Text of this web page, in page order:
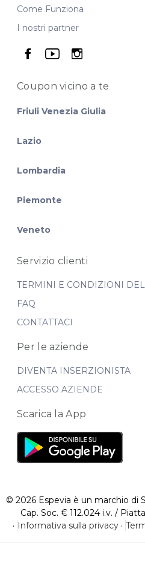
Come Funziona
I nostri partner
seguici su
seguici su
seguici
Coupon vicinoa te
Friuli Venezia Giulia
Lazio
Lombardia
Piemonte
Veneto
Servizio clienti
TERMINI E CONDIZIONI
FAQ
CONTATTACI
Per le aziende
DIVENTA INSERZIONISTA
ACCESSO AZIENDE
Scarica la App
© 2026 Espevia è un marchio di
Cap. Soc. € 112.024 i.v. /
· Informativa sulla privacy·